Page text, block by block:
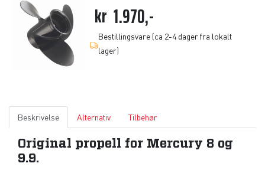
kr 1.970,-
Bestillingsvare (ca 2-4 dager fra lokalt
lager)
Beskrivelse Alternativ Tilbehør
Original propell for Mercury 8 og
9.9.